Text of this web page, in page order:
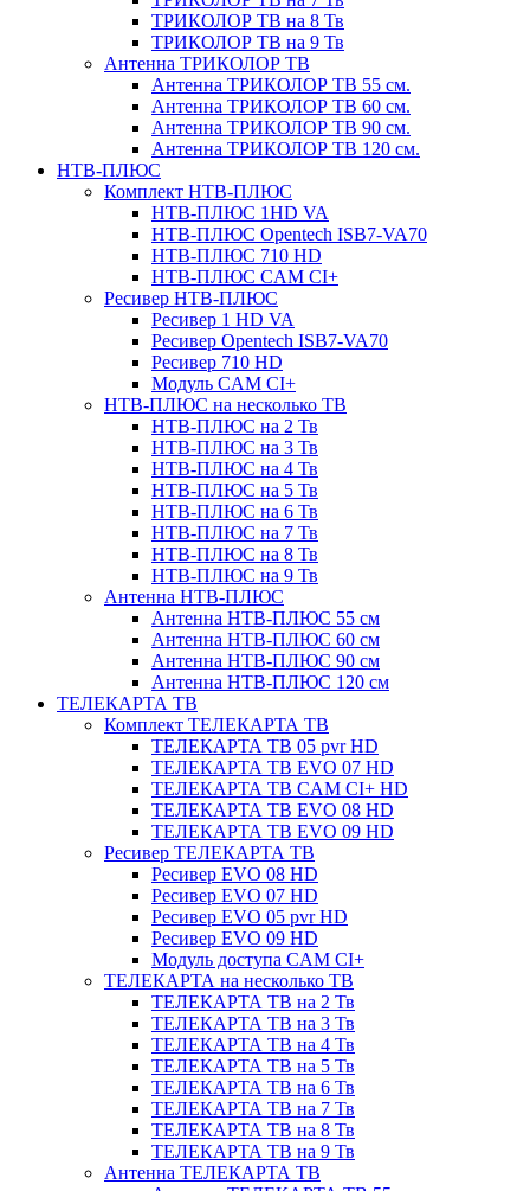
ТРИКОЛОР ТВ на 8 Тв
ТРИКОЛОР ТВ на 9 Тв
Антенна ТРИКОЛОР ТВ
Антенна ТРИКОЛОР ТВ 55 см.
Антенна ТРИКОЛОР ТВ 60 см.
Антенна ТРИКОЛОР ТВ 90 см.
Антенна ТРИКОЛОР ТВ 120 см.
НТВ-ПЛЮС
Комплект НТВ-ПЛЮС
НТВ-ПЛЮС 1HD VA
НТВ-ПЛЮС Opentech ISB7-VA70
НТВ-ПЛЮС 710 HD
НТВ-ПЛЮС CAM CI+
Ресивер НТВ-ПЛЮС
Ресивер 1 HD VA
Ресивер Opentech ISB7-VA70
Ресивер 710 HD
Модуль CAM CI+
НТВ-ПЛЮС на несколько ТВ
НТВ-ПЛЮС на 2 Тв
НТВ-ПЛЮС на 3 Тв
НТВ-ПЛЮС на 4 Тв
НТВ-ПЛЮС на 5 Тв
НТВ-ПЛЮС на 6 Тв
НТВ-ПЛЮС на 7 Тв
НТВ-ПЛЮС на 8 Тв
НТВ-ПЛЮС на 9 Тв
Антенна НТВ-ПЛЮС
Антенна НТВ-ПЛЮС 55 см
Антенна НТВ-ПЛЮС 60 см
Антенна НТВ-ПЛЮС 90 см
Антенна НТВ-ПЛЮС 120 см
ТЕЛЕКАРТА ТВ
Комплект ТЕЛЕКАРТА ТВ
ТЕЛЕКАРТА ТВ 05 pvr HD
ТЕЛЕКАРТА ТВ EVO 07 HD
ТЕЛЕКАРТА ТВ CAM CI+ HD
ТЕЛЕКАРТА ТВ EVO 08 HD
ТЕЛЕКАРТА ТВ EVO 09 HD
Ресивер ТЕЛЕКАРТА ТВ
Ресивер EVO 08 HD
Ресивер EVO 07 HD
Ресивер EVO 05 pvr HD
Ресивер EVO 09 HD
Модуль доступа CAM CI+
ТЕЛЕКАРТА на несколько ТВ
ТЕЛЕКАРТА ТВ на 2 Тв
ТЕЛЕКАРТА ТВ на 3 Тв
ТЕЛЕКАРТА ТВ на 4 Тв
ТЕЛЕКАРТА ТВ на 5 Тв
ТЕЛЕКАРТА ТВ на 6 Тв
ТЕЛЕКАРТА ТВ на 7 Тв
ТЕЛЕКАРТА ТВ на 8 Тв
ТЕЛЕКАРТА ТВ на 9 Тв
Антенна ТЕЛЕКАРТА ТВ